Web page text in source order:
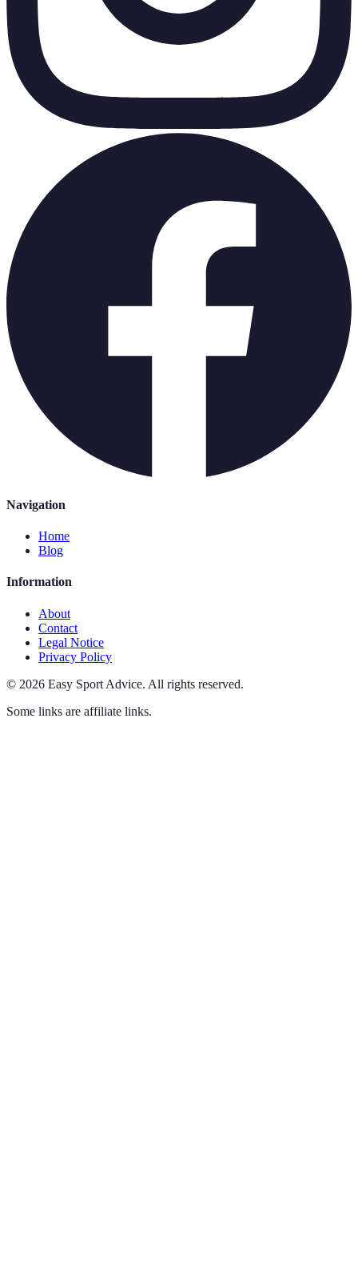
Navigation
Home
Blog
Information
About
Contact
Legal Notice
Privacy Policy
© 2026 Easy Sport Advice. All rights reserved.
Some links are affiliate links.